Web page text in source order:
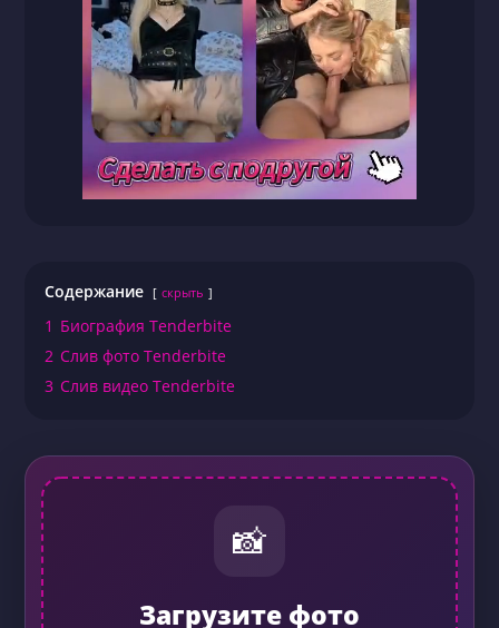
Содержание скрыть
1 Биография Tenderbite
2 Слив фото Tenderbite
3 Слив видео Tenderbite
📸
Загрузите фото